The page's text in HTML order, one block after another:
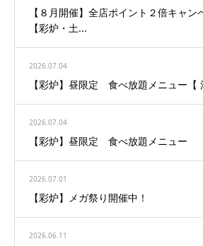
【８月開催】全店ポイント２倍キャ
【彩炉・土...
2026.07.04
【彩炉】昼限定 食べ放題メニュー【
2026.07.04
【彩炉】昼限定 食べ放題メニュー
2026.07.01
【彩炉】メガ祭り開催中！
2026.06.11